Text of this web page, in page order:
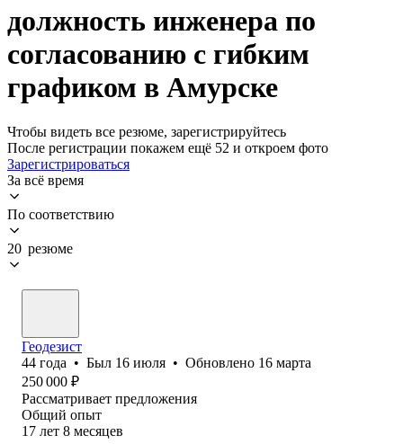
должность инженера по
согласованию с гибким
графиком в Амурске
Чтобы видеть все резюме, зарегистрируйтесь
После регистрации покажем ещё 52 и откроем фото
Зарегистрироваться
За всё время
По соответствию
20 резюме
Геодезист
44 года • Был 16 июля • Обновлено 16 марта
250 000 ₽
Рассматривает предложения
Общий опыт
17 лет 8 месяцев